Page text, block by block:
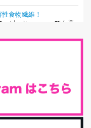
食物繊維！
が、と〜〜〜っても美
っちばん大事！だと私
しているんだけど確か